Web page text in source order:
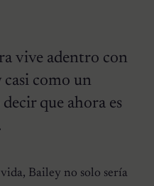
vive adentro con
casi como un
que ahora es
Bailey no solo sería